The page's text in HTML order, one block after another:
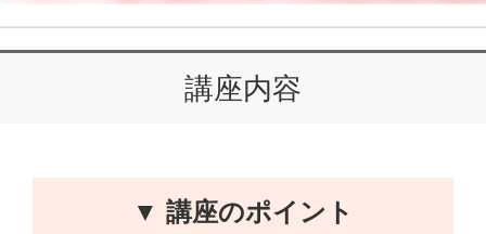
講座内容
▼ 講座のポイント